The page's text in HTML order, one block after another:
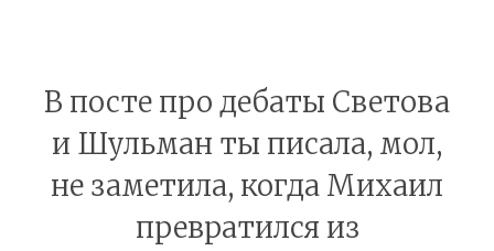
В посте про дебаты Светова
и Шульман ты писала, мол,
не заметила, когда Михаил
превратился из